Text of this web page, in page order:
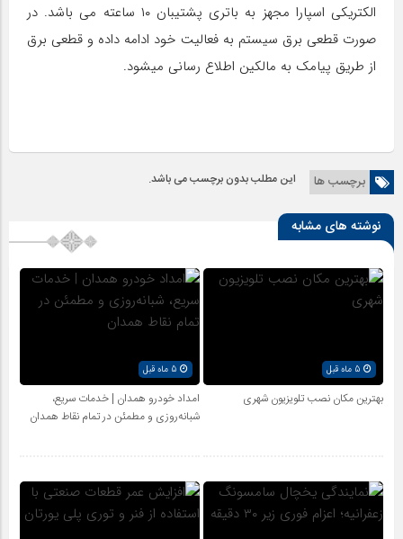
الکتریکی اسپارا مجهز به باتری پشتیبان ۱۰ ساعته می باشد. در
صورت قطعی برق سیستم به فعالیت خود ادامه داده و قطعی برق
از طریق پیامک به مالکین اطلاع رسانی میشود.
برچسب ها این مطلب بدون برچسب می باشد.
نوشته های مشابه
بهترین مکان نصب تلویزیون شهری
امداد خودرو همدان | خدمات سریع،
شبانه‌روزی و مطمئن در تمام نقاط همدان